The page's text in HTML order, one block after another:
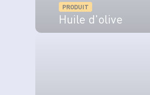
PRODUIT
Huile d'olive